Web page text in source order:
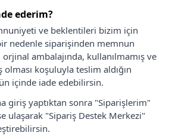
ederim?
ve beklentileri bizim için
nedenle siparişinden memnun
ambalajında, kullanılmamış ve
olması koşuluyla teslim aldığın
içinde iade edebilirsin.
giriş yaptıktan sonra "Siparişlerim"
ulaşarak "Sipariş Destek Merkezi"